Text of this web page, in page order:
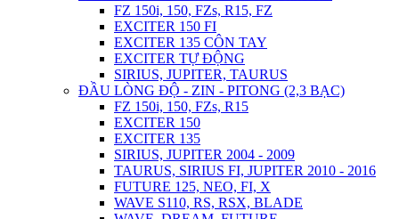
FZ 150i, 150, FZs, R15, FZ
EXCITER 150 FI
EXCITER 135 CÔN TAY
EXCITER TỰ ĐỘNG
SIRIUS, JUPITER, TAURUS
ĐẦU LÒNG ĐỘ - ZIN - PITONG (2,3 BẠC)
FZ 150i, 150, FZs, R15
EXCITER 150
EXCITER 135
SIRIUS, JUPITER 2004 - 2009
TAURUS, SIRIUS FI, JUPITER 2010 - 2016
FUTURE 125, NEO, FI, X
WAVE S110, RS, RSX, BLADE